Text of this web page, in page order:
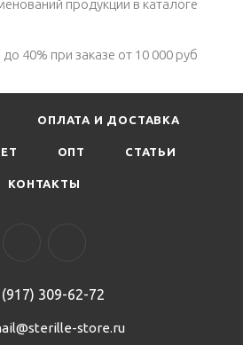
продукции в каталоге
40% при заказе от 10 000 руб
ОПЛАТА И ДОСТАВКА
ОПТ СТАТЬИ
КОНТАКТЫ
(917) 309-62-72
store.ru